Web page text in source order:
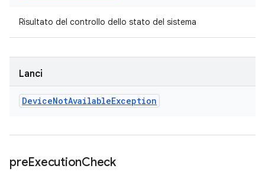
Risultato del controllo dello stato del sistema
Lanci
DeviceNotAvailableException
preExecutionCheck